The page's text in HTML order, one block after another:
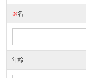
※名
年齢